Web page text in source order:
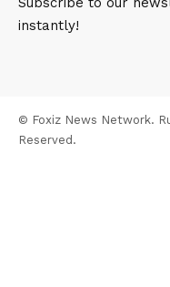
instantly!
© Foxiz News Network.
Reserved.